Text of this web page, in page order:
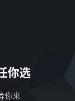
你选
你来